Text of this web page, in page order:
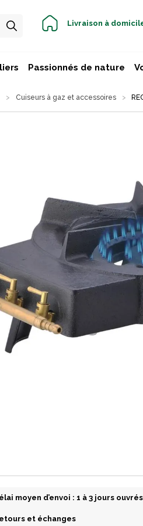
Livraison à
Passionnés de nature
Cuiseurs à gaz et accessoires
moyen d’envoi : 1 à 3 jours ouvrés
et échanges